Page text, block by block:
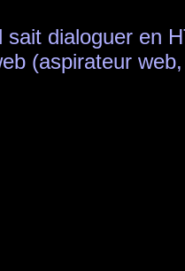
sait dialoguer en
(aspirateur